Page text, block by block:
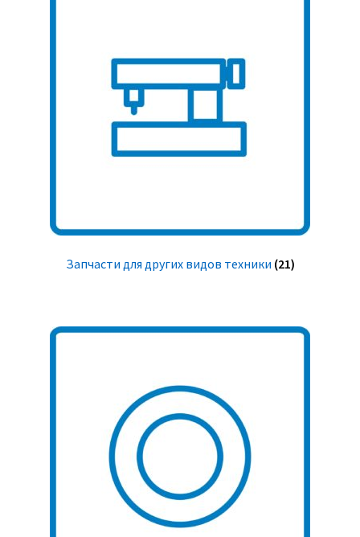
Запчасти для других видов техники (21)